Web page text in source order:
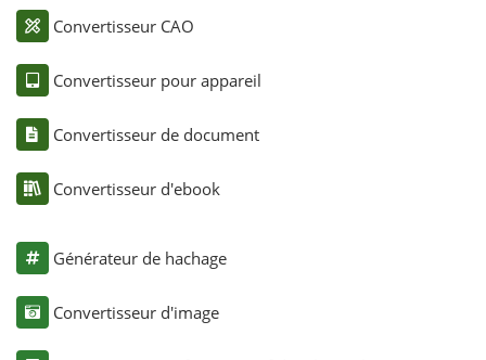
Convertisseur CAO
Convertisseur pour appareil
Convertisseur de document
Convertisseur d'ebook
Générateur de hachage
Convertisseur d'image